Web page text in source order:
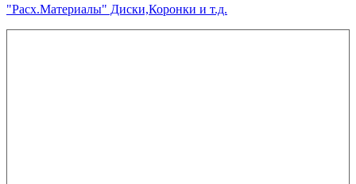
"Расх.Материалы" Диски,Коронки и т.д.